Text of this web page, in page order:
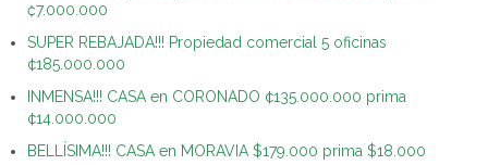
₡7.000.000
SUPER REBAJADA!!! Propiedad comercial 5 oficinas
¢185.000.000
INMENSA!!! CASA en CORONADO ¢135.000.000 prima
¢14.000.000
BELLÍSIMA!!! CASA en MORAVIA $179.000 prima $18.000